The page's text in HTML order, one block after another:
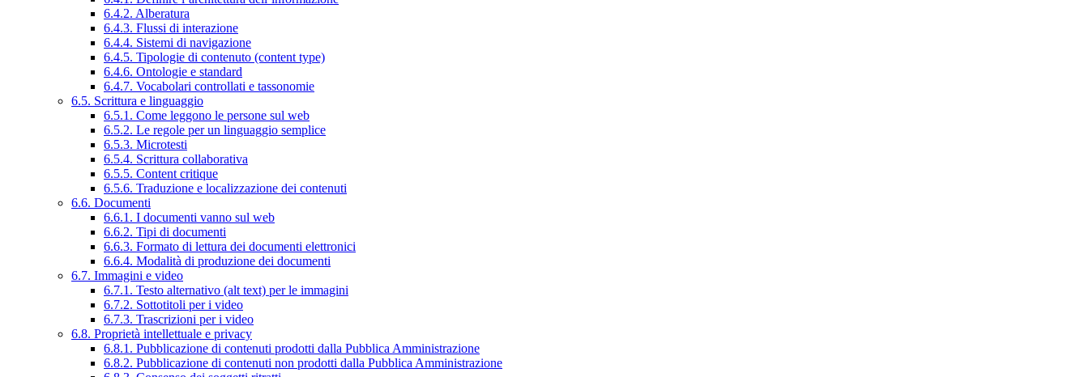
6.4.2. Alberatura
6.4.3. Flussi di interazione
6.4.4. Sistemi di navigazione
6.4.5. Tipologie di contenuto (content type)
6.4.6. Ontologie e standard
6.4.7. Vocabolari controllati e tassonomie
6.5. Scrittura e linguaggio
6.5.1. Come leggono le persone sul web
6.5.2. Le regole per un linguaggio semplice
6.5.3. Microtesti
6.5.4. Scrittura collaborativa
6.5.5. Content critique
6.5.6. Traduzione e localizzazione dei contenuti
6.6. Documenti
6.6.1. I documenti vanno sul web
6.6.2. Tipi di documenti
6.6.3. Formato di lettura dei documenti elettronici
6.6.4. Modalità di produzione dei documenti
6.7. Immagini e video
6.7.1. Testo alternativo (alt text) per le immagini
6.7.2. Sottotitoli per i video
6.7.3. Trascrizioni per i video
6.8. Proprietà intellettuale e privacy
6.8.1. Pubblicazione di contenuti prodotti dalla Pubblica Amministrazione
6.8.2. Pubblicazione di contenuti non prodotti dalla Pubblica Amministrazione